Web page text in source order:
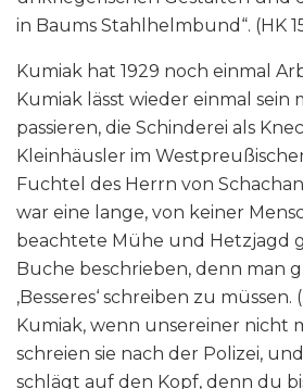
in Baums Stahlhelmbund“. (HK
Kumiak hat 1929 noch einmal
Kumiak lässt wieder einmal sein
passieren, die Schinderei als
Kleinhäusler im
Fuchtel des Herrn von
war eine lange, von keiner
beachtete Mühe und Hetzjagd
Buche beschrieben, denn man
‚Besseres‘ schreiben zu müssen.
Kumiak, wenn unsereiner nicht
schreien sie nach der Polizei,
schlägt auf den Kopf, denn du